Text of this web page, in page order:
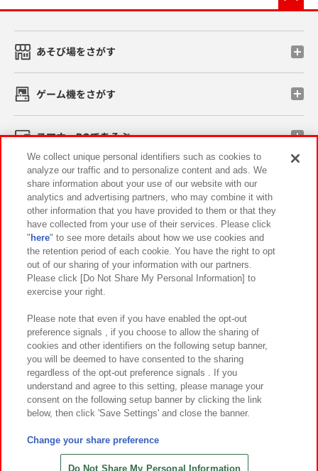
あそび場をさがす
ゲーム機をさがす
スマホ・PCであそぶ
イベント・キャンペーン
関連会社 サステナビリティ サイトポリシー
プライバシーポリシー ウェブアクセシビリティ方針と検証結果
お取引先さまとともに
カスタマーハラスメント対応方針 よくあるご質問・お問い合わせ
©Bandai Namco Amusement Inc.
©Bandai Namco Amusement Lab Inc.
©HANAYASHIKI Co., Ltd. All Rights Reserved.
We collect unique personal identifiers such as cookies to
analyze our traffic and to personalize content and ads. We
share information about your use of our website with our
analytics and advertising partners, who may combine it with
other information that you have provided to them or that they
have collected from your use of their services. Please click
" here" to see more details about how we use cookies and
the retention period of each cookie. You have the right to opt
out of our sharing of your information with our partners.
Please click [Do Not Share My Personal Information] to
exercise your right.
Please note that even if you have enabled the opt-out
preference signals , if you choose to allow the sharing of
cookies and other identifiers on the following setup banner,
you will be deemed to have consented to the sharing
regardless of the opt-out preference signals . If you
understand and agree to this setting, please manage your
consent on the following setup banner by clicking the link
below, then click 'Save Settings' and close the banner.
Change your share preference
Do Not Share My Personal Information